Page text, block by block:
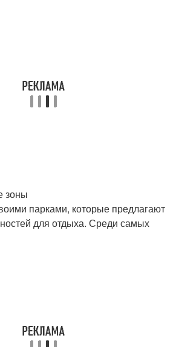
зоны
парками, которые предлагают
для отдыха. Среди самых